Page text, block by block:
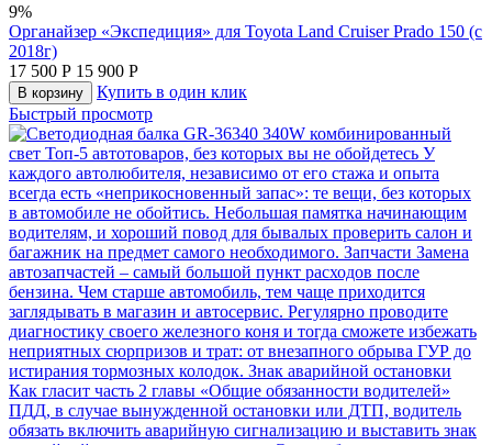
9%
Органайзер «Экспедиция» для Toyota Land Cruiser Prado 150 (с
2018г)
17 500 Р 15 900 Р
В корзину
Купить в один клик
Быстрый просмотр